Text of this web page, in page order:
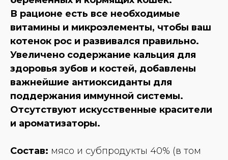
В рационе есть все необходимые
витамины и микроэлементы, чтобы ваш
котенок рос и развивался правильно.
Увеличено содержание кальция для
здоровья зубов и костей, добавлены
важнейшие антиоксиданты для
поддержания иммунной системы.
Отсутствуют искусственные красители
и ароматизаторы.
Состав: мясо и субпродукты 40% (в том